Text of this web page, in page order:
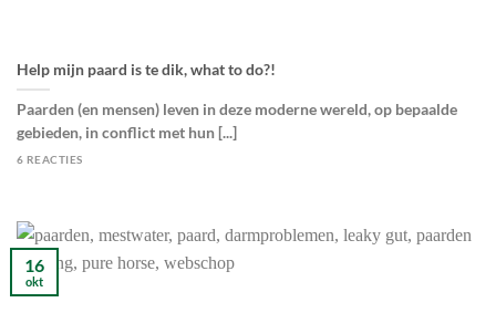
Help mijn paard is te dik, what to do?!
Paarden (en mensen) leven in deze moderne wereld, op bepaalde
gebieden, in conflict met hun [...]
6 REACTIES
16
okt